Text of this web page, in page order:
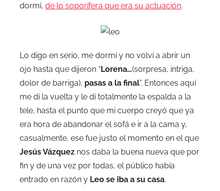
dormí, de lo soporífera que era su actuación.
Lo digo en serio, me dormí y no volví a abrir un
ojo hasta que dijeron “Lorena…(sorpresa, intriga,
dolor de barriga), pasas a la final”. Entonces aquí
me di la vuelta y le di totalmente la espalda a la
tele, hasta el punto que mi cuerpo creyó que ya
era hora de abandonar el sofá e ir a la cama y,
casualmente, ese fue justo el momento en el que
Jesús Vázquez nos daba la buena nueva que por
fin y de una vez por todas, el público había
entrado en razón y Leo se iba a su casa.